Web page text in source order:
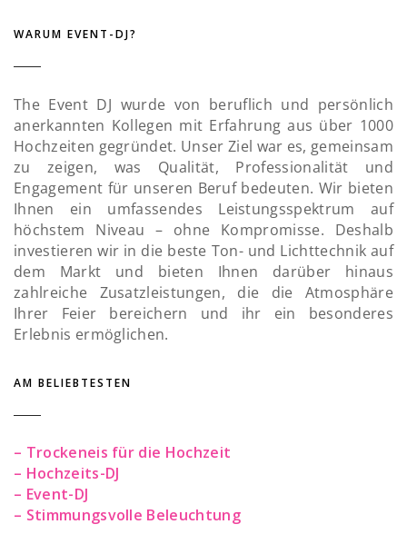
WARUM EVENT-DJ?
The Event DJ wurde von beruflich und persönlich
anerkannten Kollegen mit Erfahrung aus über 1000
Hochzeiten gegründet. Unser Ziel war es, gemeinsam
zu zeigen, was Qualität, Professionalität und
Engagement für unseren Beruf bedeuten. Wir bieten
Ihnen ein umfassendes Leistungsspektrum auf
höchstem Niveau – ohne Kompromisse. Deshalb
investieren wir in die beste Ton- und Lichttechnik auf
dem Markt und bieten Ihnen darüber hinaus
zahlreiche Zusatzleistungen, die die Atmosphäre
Ihrer Feier bereichern und ihr ein besonderes
Erlebnis ermöglichen.
AM BELIEBTESTEN
– Trockeneis für die Hochzeit
– Hochzeits-DJ
– Event-DJ
– Stimmungsvolle Beleuchtung